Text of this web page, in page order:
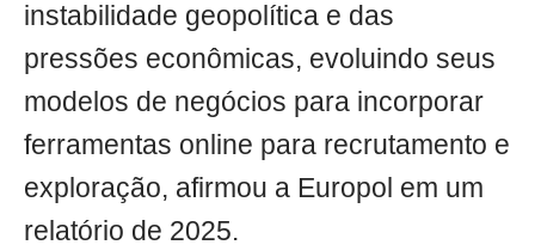
instabilidade geopolítica e das
pressões econômicas, evoluindo seus
modelos de negócios para incorporar
ferramentas online para recrutamento e
exploração, afirmou a Europol em um
relatório de 2025.